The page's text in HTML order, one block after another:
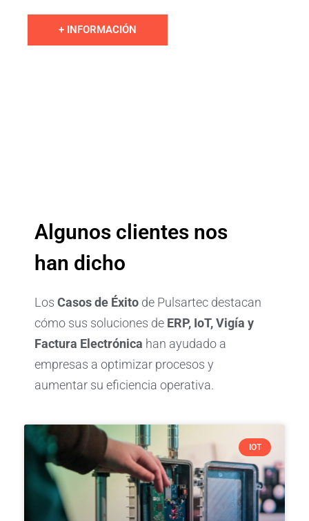
+ INFORMACIÓN
Algunos clientes nos
han dicho
Los Casos de Éxito de Pulsartec destacan
cómo sus soluciones de ERP, IoT, Vigía y
Factura Electrónica han ayudado a
empresas a optimizar procesos y
aumentar su eficiencia operativa.
IOT